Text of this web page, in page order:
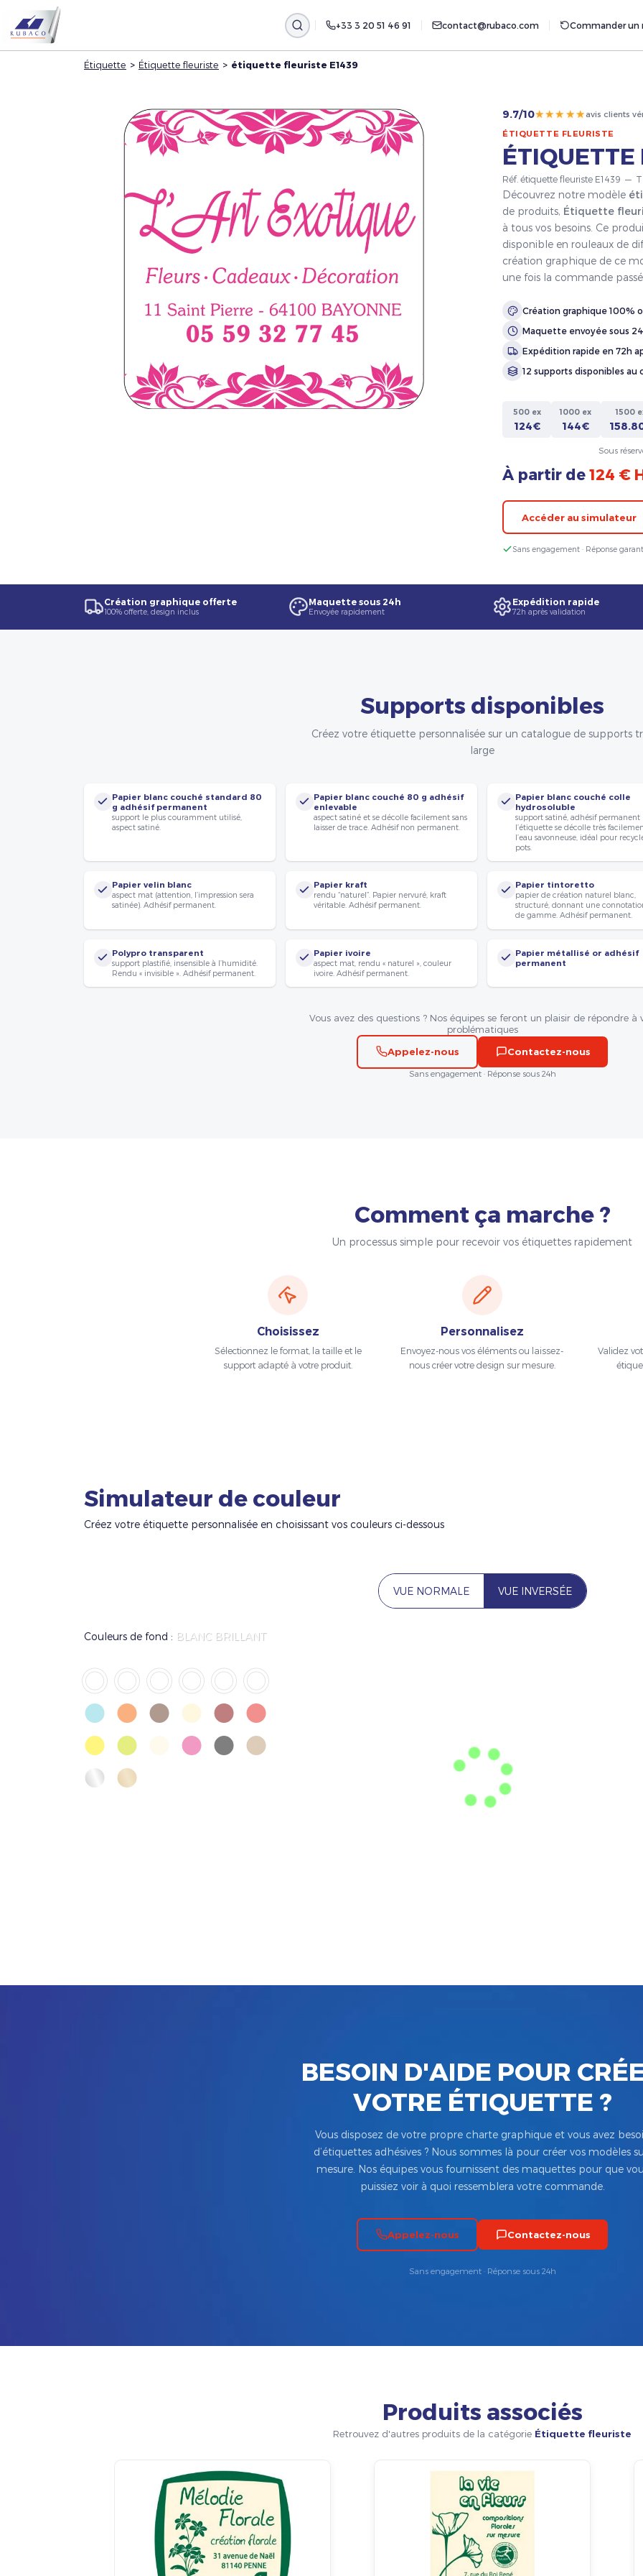
+33 3 20 51 46 91 contact@rubaco.com Commander un
Étiquette > Étiquette fleuriste > étiquette fleuriste E1439
9.7/10★★★★★avis clients
ÉTIQUETTE FLEURISTE
ÉTIQUETTE
Réf. étiquette fleuriste E1439 —
Découvrez notre modèle
de produits, Étiquette
à tous vos besoins. Ce
disponible en rouleaux de
création graphique de ce
une fois la commande
Création graphique 100%
Maquette envoyée sous
Expédition rapide en 72h
12 supports disponibles au
500 ex
124€
1000 ex
144€
1500
Sous
À partir de 124 €
Accéder au simulateur
Sans engagement · Réponse
Création graphique offerte
100% offerte, design inclus
Maquette sous 24h
Envoyée rapidement
Expédition rapide
72h après validation
Supports disponibles
Créez votre étiquette personnalisée sur un catalogue de supports
large
Papier blanc couché standard 80
g adhésif permanent
support le plus couramment utilisé,
aspect satiné.
Papier blanc couché 80 g adhésif
enlevable
aspect satiné et se décolle facilement sans
laisser de trace. Adhésif non permanent.
Papier blanc couché colle
hydrosoluble
support satiné, adhésif permanent
l’étiquette se décolle très
l’eau savonneuse, idéal pour
pots.
Papier velin blanc
aspect mat (attention, l’impression sera
satinée). Adhésif permanent.
Papier kraft
rendu “naturel”. Papier nervuré, kraft
véritable. Adhésif permanent.
Papier tintoretto
papier de création naturel blanc,
structuré, donnant une
de gamme. Adhésif permanent.
Polypro transparent
support plastifié, insensible à l’humidité.
Rendu « invisible ». Adhésif permanent.
Papier ivoire
aspect mat, rendu « naturel », couleur
ivoire. Adhésif permanent.
Papier métallisé or adhésif
permanent
Vous avez des questions ? Nos équipes se feront un plaisir de répondre à
problématiques
Appelez-nous
Contactez-nous
Sans engagement · Réponse sous 24h
Comment ça marche ?
Un processus simple pour recevoir vos étiquettes rapidement
Choisissez
Sélectionnez le format, la taille et le
support adapté à votre produit.
Personnalisez
Envoyez-nous vos éléments ou laissez-
nous créer votre design sur mesure.
Validez
Simulateur de couleur
Créez votre étiquette personnalisée en choisissant vos couleurs ci-dessous
VUE NORMALE VUE INVERSÉE
Couleurs de fond : BLANC BRILLANT
BESOIN D'AIDE POUR
VOTRE ÉTIQUETTE ?
Vous disposez de votre propre charte graphique et vous avez
d’étiquettes adhésives ? Nous sommes là pour créer vos modèles
mesure. Nos équipes vous fournissent des maquettes pour que
puissiez voir à quoi ressemblera votre commande.
Appelez-nous Contactez-nous
Sans engagement · Réponse sous 24h
Produits associés
Retrouvez d'autres produits de la catégorie Étiquette fleuriste